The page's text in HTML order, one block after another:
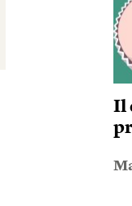
Il